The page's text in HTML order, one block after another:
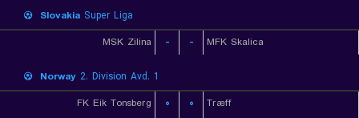
Slovakia Super Liga
MSK Zilina
- - MFK Skalica
Norway 2. Division Avd. 1
FK Eik Tonsberg
۰ ۰
Træff